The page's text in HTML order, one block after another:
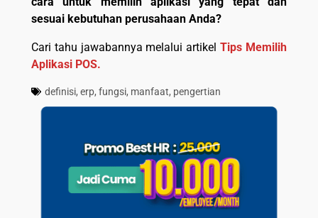
sesuai kebutuhan perusahaan Anda?
Cari tahu jawabannya melalui artikelTips Memilih
Aplikasi POS.
definisi, erp, fungsi, manfaat, pengertian